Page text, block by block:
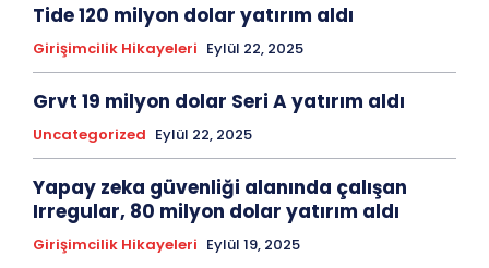
Tide 120 milyon dolar yatırım aldı
Girişimcilik Hikayeleri Eylül 22, 2025
Grvt 19 milyon dolar Seri A yatırım aldı
Uncategorized Eylül 22, 2025
Yapay zeka güvenliği alanında çalışan
Irregular, 80 milyon dolar yatırım aldı
Girişimcilik Hikayeleri Eylül 19, 2025